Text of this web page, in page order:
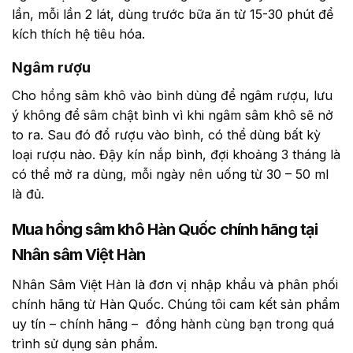
lần, mỗi lần 2 lát, dùng trước bữa ăn từ 15-30 phút để
kích thích hệ tiêu hóa.
Ngâm rượu
Cho hồng sâm khô vào bình dùng để ngâm rượu, lưu
ý không để sâm chật bình vì khi ngâm sâm khô sẽ nở
to ra. Sau đó đổ rượu vào bình, có thể dùng bất kỳ
loại rượu nào. Đậy kín nắp bình, đợi khoảng 3 tháng là
có thể mở ra dùng, mỗi ngày nên uống từ 30 – 50 ml
là đủ.
Mua hồng sâm khô Hàn Quốc chính hãng tại
Nhân sâm Việt Hàn
Nhân Sâm Việt Hàn là đơn vị nhập khẩu và phân phối
chính hãng từ Hàn Quốc. Chúng tôi cam kết sản phẩm
uy tín – chính hãng – đồng hành cùng bạn trong quá
trình sử dụng sản phẩm.